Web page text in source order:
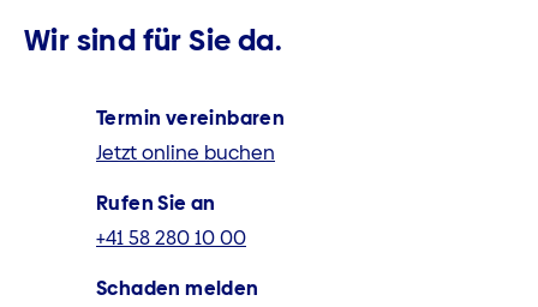
Wir sind für Sie da.
Termin vereinbaren
Jetzt online buchen
Rufen Sie an
+41 58 280 10 00
Schaden melden